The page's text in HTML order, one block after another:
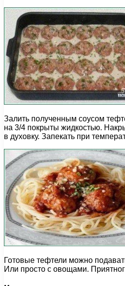
Залить полученным соусом
на 3/4 покрыты жидкостью.
в духовку. Запекать при
Готовые тефтели можно
Или просто с овощами.